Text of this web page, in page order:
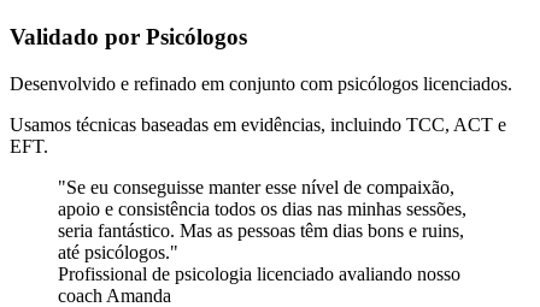
Validado por Psicólogos
Desenvolvido e refinado em conjunto com psicólogos licenciados.
Usamos técnicas baseadas em evidências, incluindo TCC, ACT e
EFT.
"Se eu conseguisse manter esse nível de compaixão,
apoio e consistência todos os dias nas minhas sessões,
seria fantástico. Mas as pessoas têm dias bons e ruins,
até psicólogos."
Profissional de psicologia licenciado avaliando nosso
coach Amanda